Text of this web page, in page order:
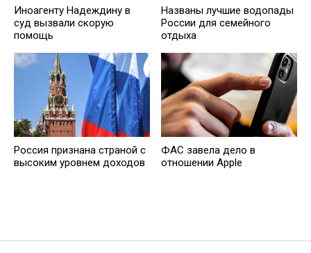
Иноагенту Надеждину в
суд вызвали скорую
помощь
Названы лучшие водопады
России для семейного
отдыха
Россия признана страной с
высоким уровнем доходов
ФАС завела дело в
отношении Apple